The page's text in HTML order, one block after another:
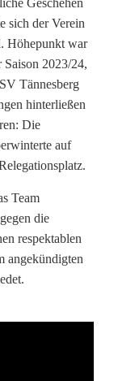
sich der Verein
Höhepunkt war
2023/24,
Tännesberg
hinterließen
Die
auf
Team
die
respektablen
angekündigten